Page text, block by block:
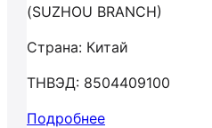
(SUZHOU BRANCH)
Страна: Китай
ТНВЭД: 8504409100
Подробнее